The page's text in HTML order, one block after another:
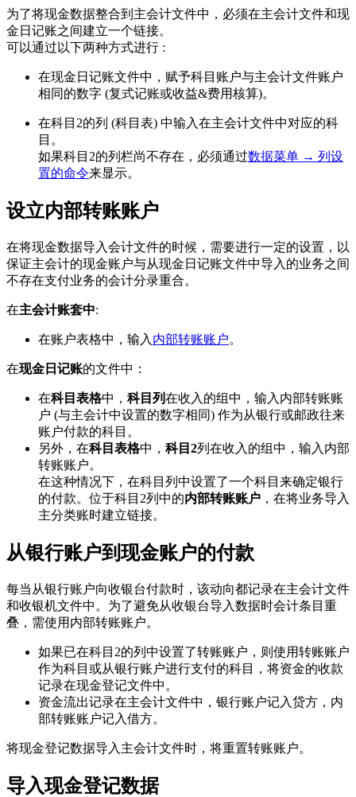
为了将现金数据整合到主会计文件中，必须在主会计文件和现
金日记账之间建立一个链接。
可以通过以下两种方式进行 :
在现金日记账文件中，赋予科目账户与主会计文件账户
相同的数字 (复式记账或收益&费用核算)。
在科目2的列 (科目表) 中输入在主会计文件中对应的科
目。
如果科目2的列栏尚不存在，必须通过数据菜单 → 列设
置的命令来显示。
设立内部转账账户
在将现金数据导入会计文件的时候，需要进行一定的设置，以
保证主会计的现金账户与从现金日记账文件中导入的业务之间
不存在支付业务的会计分录重合。
在主会计账套中:
在账户表格中，输入 内部转账账户。
在现金日记账的文件中：
在科目表格中， 科目列在收入的组中，输入内部转账账
户 (与主会计中设置的数字相同) 作为从银行或邮政往来
账户付款的科目。
另外，在科目表格中， 科目2列在收入的组中，输入内部
转账账户。
在这种情况下，在科目列中设置了一个科目来确定银行
的付款。位于科目2列中的内部转账账户 ，在将业务导入
主分类账时建立链接。
从银行账户到现金账户的付款
每当从银行账户向收银台付款时，该动向都记录在主会计文件
和收银机文件中。为了避免从收银台导入数据时会计条目重
叠，需使用内部转账账户。
如果已在科目2的列中设置了转账账户，则使用转账账户
作为科目或从银行账户进行支付的科目，将资金的收款
记录在现金登记文件中。
资金流出记录在主会计文件中，银行账户记入贷方，内
部转账账户记入借方。
将现金登记数据导入主会计文件时，将重置转账账户。
导入现金登记数据